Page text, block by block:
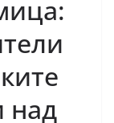
над